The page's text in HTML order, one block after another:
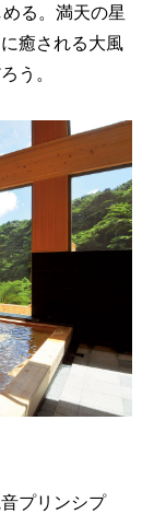
る。満天の星
癒される大風
う。
プリンシプ